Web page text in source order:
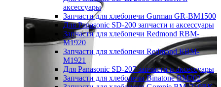
аксессуары
Запчасти для хлебопечи Gurman GR-BM1500
Для Panasonic SD-200 запчасти и аксессуары
Запчасти для хлебопечи Redmond RBM-
M1920
Запчасти для хлебопечи Redmond RBM-
M1921
Для Panasonic SD-207 запчасти и аксессуары
Запчасти для хлебопечи Binatone BM202